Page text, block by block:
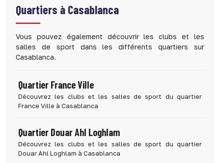
Quartiers à Casablanca
Vous pouvez également découvrir les clubs et les
salles de sport dans les différents quartiers sur
Casablanca.
Quartier France Ville
Découvrez les clubs et les salles de sport du quartier
France Ville à Casablanca
Quartier Douar Ahl Loghlam
Découvrez les clubs et les salles de sport du quartier
Douar Ahl Loghlam à Casablanca